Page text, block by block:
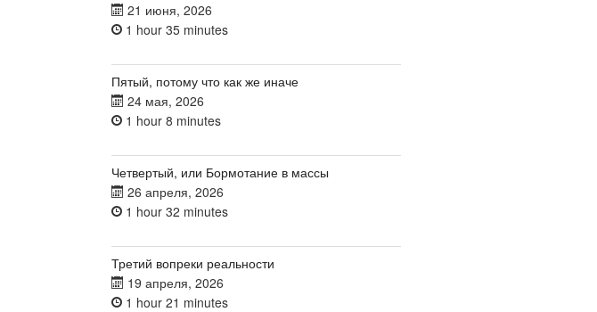
21 июня, 2026
1 hour 35 minutes
Пятый, потому что как же иначе
24 мая, 2026
1 hour 8 minutes
Четвертый, или Бормотание в массы
26 апреля, 2026
1 hour 32 minutes
Третий вопреки реальности
19 апреля, 2026
1 hour 21 minutes